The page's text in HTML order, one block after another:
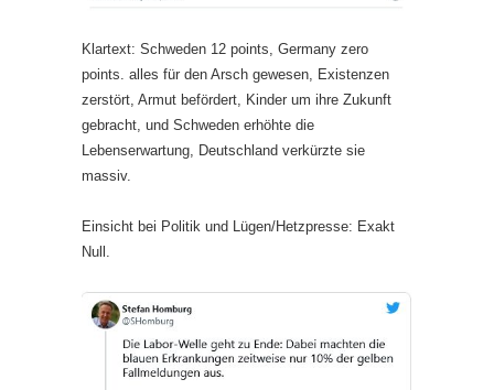
Klartext: Schweden 12 points, Germany zero
points. alles für den Arsch gewesen, Existenzen
zerstört, Armut befördert, Kinder um ihre Zukunft
gebracht, und Schweden erhöhte die
Lebenserwartung, Deutschland verkürzte sie
massiv.
Einsicht bei Politik und Lügen/Hetzpresse: Exakt
Null.